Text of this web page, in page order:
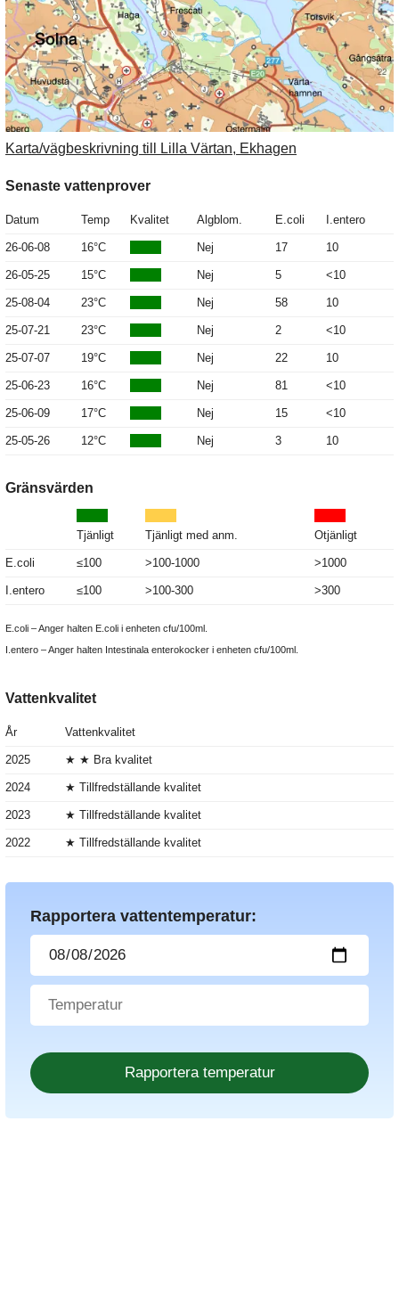
Karta/vägbeskrivning till Lilla Värtan, Ekhagen
Senaste vattenprover
Datum Temp Kvalitet Algblom. E.coli I.entero
26-06-08 16°C Nej 17 10
26-05-25 15°C Nej 5 <10
25-08-04 23°C Nej 58 10
25-07-21 23°C Nej 2 <10
25-07-07 19°C Nej 22 10
25-06-23 16°C Nej 81 <10
25-06-09 17°C Nej 15 <10
25-05-26 12°C Nej 3 10
Gränsvärden
Tjänligt Tjänligt med anm. Otjänligt
E.coli ≤100 >100-1000 >1000
I.entero ≤100 >100-300 >300
E.coli – Anger halten E.coli i enheten cfu/100ml.
I.entero – Anger halten Intestinala enterokocker i enheten cfu/100ml.
Vattenkvalitet
År Vattenkvalitet
2025 ★ ★ Bra kvalitet
2024 ★ Tillfredställande kvalitet
2023 ★ Tillfredställande kvalitet
2022 ★ Tillfredställande kvalitet
Rapportera vattentemperatur: